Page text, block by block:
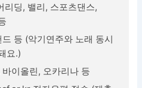
리딩, 밸리, 스포츠댄스,
등 (악기연주와 노래 동시
요.)
이올린, 오카리나 등